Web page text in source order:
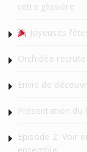
cette glissière
Joyeuses
Orchidée recrute
Envie de
Présentation du
Episode 2: Voir